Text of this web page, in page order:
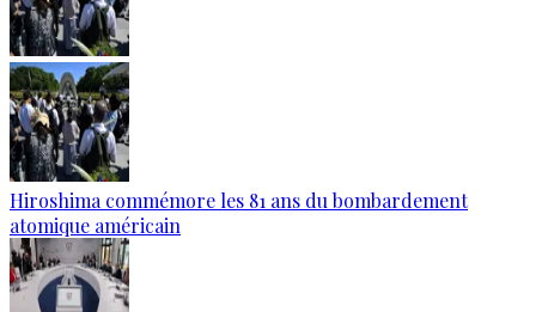
Hiroshima commémore les 81 ans du bombardement
atomique américain